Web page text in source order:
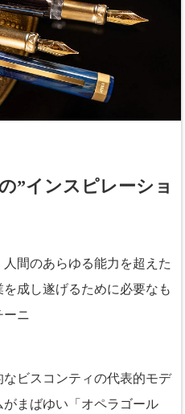
”インスピレーショ
間のあらゆる能力を超えた
成し遂げるために必要なも
ニ
ビスコンティの代表的モデ
まばゆい「オペラゴール